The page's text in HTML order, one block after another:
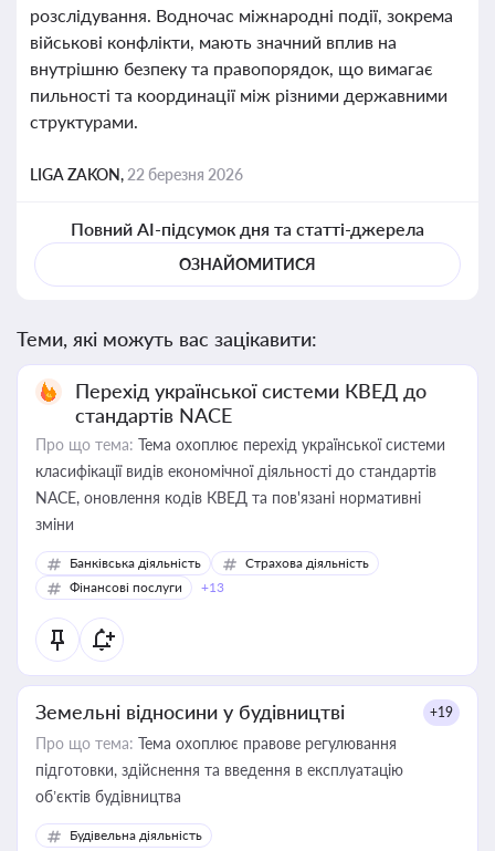
розслідування. Водночас міжнародні події, зокрема
військові конфлікти, мають значний вплив на
внутрішню безпеку та правопорядок, що вимагає
пильності та координації між різними державними
структурами.
LIGA ZAKON, 22 березня 2026
Повний AI-підсумок дня та статті-джерела
ОЗНАЙОМИТИСЯ
Теми, які можуть вас зацікавити:
Перехід української системи КВЕД до
стандартів NACE
Про що тема: Тема охоплює перехід української системи
класифікації видів економічної діяльності до стандартів
NACE, оновлення кодів КВЕД та пов'язані нормативні
зміни
Банківська діяльність
Страхова діяльність
Фінансові послуги
+13
Земельні відносини у будівництві +19
Про що тема: Тема охоплює правове регулювання
підготовки, здійснення та введення в експлуатацію
об’єктів будівництва
Будівельна діяльність